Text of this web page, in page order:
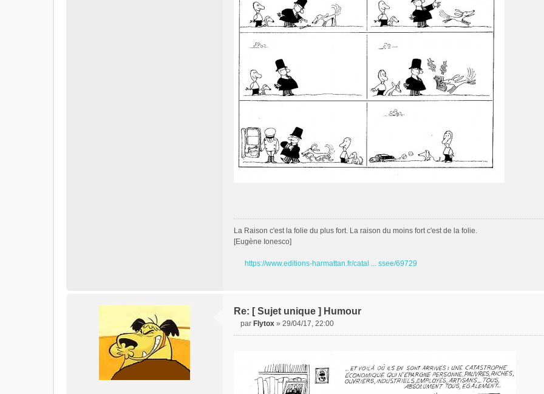
La Raison c'est la folie du plus fort. La raison du moins fort c'est de la folie.
[Eugène Ionesco]
https://www.editions-harmattan.fr/catal ... ssee/69729
Re: [ Sujet unique ] Humour
par Flytox » 29/04/17, 22:00